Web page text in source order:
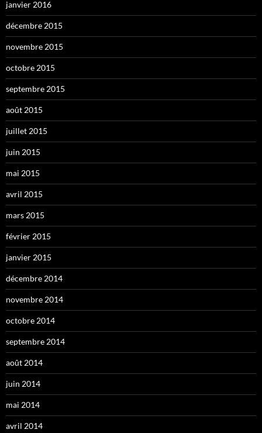
janvier 2016
décembre 2015
novembre 2015
octobre 2015
septembre 2015
août 2015
juillet 2015
juin 2015
mai 2015
avril 2015
mars 2015
février 2015
janvier 2015
décembre 2014
novembre 2014
octobre 2014
septembre 2014
août 2014
juin 2014
mai 2014
avril 2014